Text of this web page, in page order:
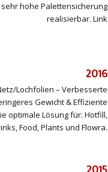
hohe Palettensicherung
realisierbar. Link
2016
Lochfolien – Verbesserte
Gewicht & Effiziente
optimale Lösung für: Hotfill,
Food, Plants und Flowra.